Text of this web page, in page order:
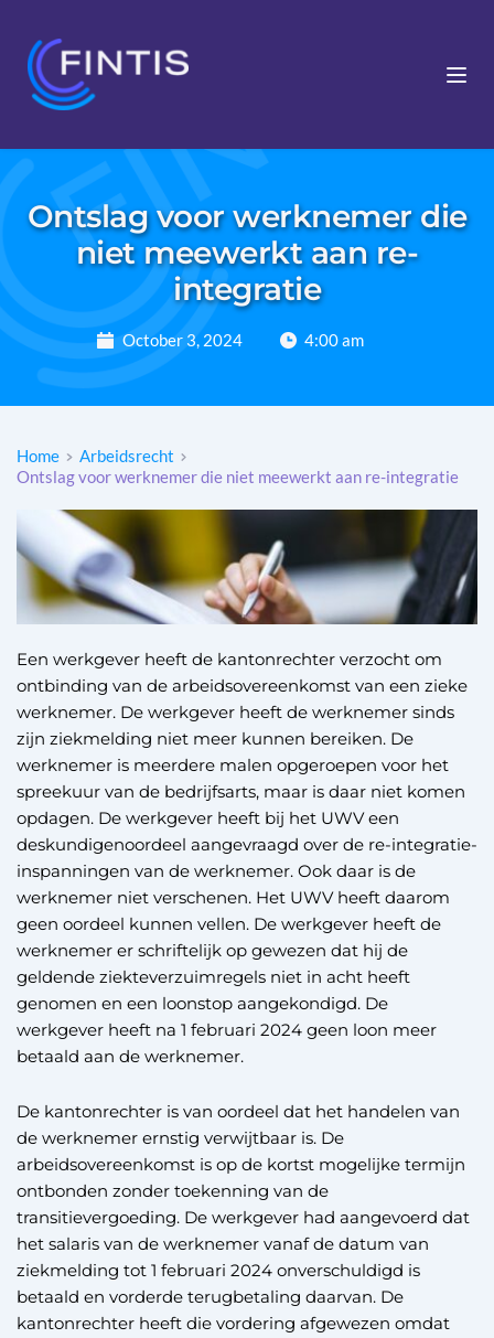
Ontslag voor werknemer die
niet meewerkt aan re-
integratie
October 3, 2024 4:00 am
Home
Arbeidsrecht
Ontslag voor werknemer die niet meewerkt aan re-integratie
Een werkgever heeft de kantonrechter verzocht om
ontbinding van de arbeidsovereenkomst van een zieke
werknemer. De werkgever heeft de werknemer sinds
zijn ziekmelding niet meer kunnen bereiken. De
werknemer is meerdere malen opgeroepen voor het
spreekuur van de bedrijfsarts, maar is daar niet komen
opdagen. De werkgever heeft bij het UWV een
deskundigenoordeel aangevraagd over de re-integratie-
inspanningen van de werknemer. Ook daar is de
werknemer niet verschenen. Het UWV heeft daarom
geen oordeel kunnen vellen. De werkgever heeft de
werknemer er schriftelijk op gewezen dat hij de
geldende ziekteverzuimregels niet in acht heeft
genomen en een loonstop aangekondigd. De
werkgever heeft na 1 februari 2024 geen loon meer
betaald aan de werknemer.
De kantonrechter is van oordeel dat het handelen van
de werknemer ernstig verwijtbaar is. De
arbeidsovereenkomst is op de kortst mogelijke termijn
ontbonden zonder toekenning van de
transitievergoeding. De werkgever had aangevoerd dat
het salaris van de werknemer vanaf de datum van
ziekmelding tot 1 februari 2024 onverschuldigd is
betaald en vorderde terugbetaling daarvan. De
kantonrechter heeft die vordering afgewezen omdat